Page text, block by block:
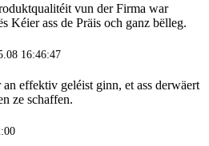
vun der Firma war
Kéier ass de Präis och ganz bëlleg.
16:46:47
an effektiv geléist ginn, et ass derwäert
ze schaffen.